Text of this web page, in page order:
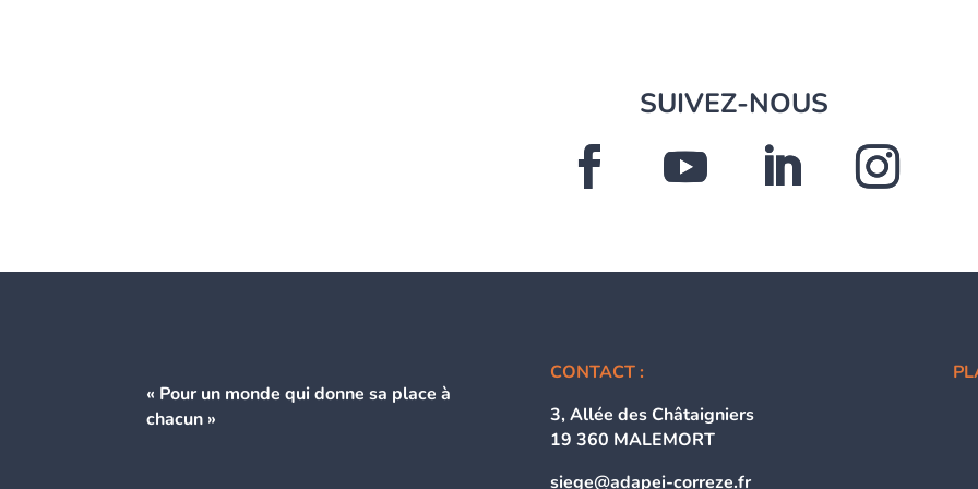
SUIVEZ-NOUS
« Pour un monde qui donnesa place à
chacun »
CONTACT :
3, Allée des Châtaigniers
19 360 MALEMORT
siege@adapei-correze.fr